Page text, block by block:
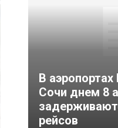
В
Сочи днем 8
рейсов